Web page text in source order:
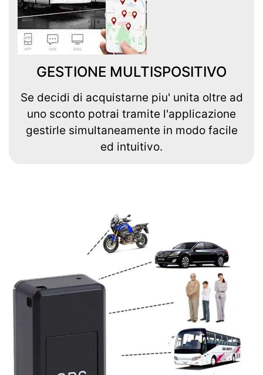
GESTIONE MULTISPOSITIVO
Se decidi di acquistarne piu' unita oltre ad
uno sconto potrai tramite l'applicazione
gestirle simultaneamente in modo facile
ed intuitivo.